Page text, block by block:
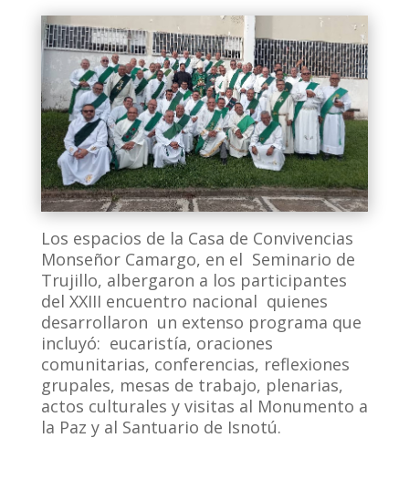
Los espacios de la Casa de Convivencias
Monseñor Camargo, en el Seminario de
Trujillo, albergaron a los participantes
del XXIII encuentro nacional quienes
desarrollaron un extenso programa que
incluyó: eucaristía, oraciones
comunitarias, conferencias, reflexiones
grupales, mesas de trabajo, plenarias,
actos culturales y visitas al Monumento a
la Paz y al Santuario de Isnotú.